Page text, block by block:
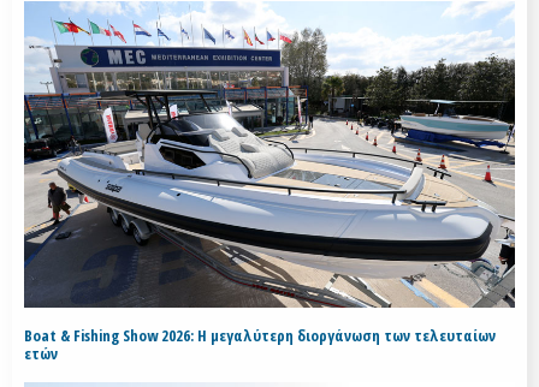
Boat & Fishing Show 2026: Η μεγαλύτερη διοργάνωση των τελευταίων
ετών